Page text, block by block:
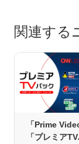
関連する
「Prime
「プレミア